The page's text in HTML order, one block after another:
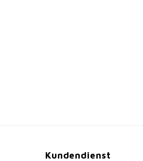
Kundendienst